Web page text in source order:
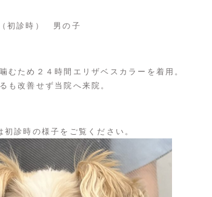
初診時） 男の子
むため２４時間エリザベスカラーを着用。
も改善せず当院へ来院。
初診時の様子をご覧ください。